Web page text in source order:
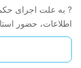
? به علت اجرای
اطلاعات، حضور